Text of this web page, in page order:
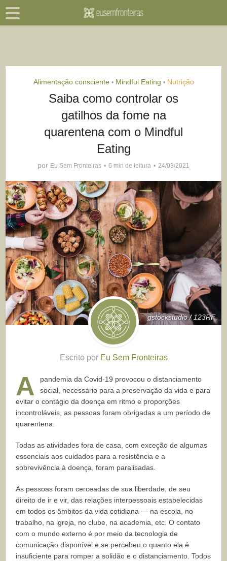
Alimentação consciente • Mindful Eating • Nutrição
Saiba como controlar os
gatilhos da fome na
quarentena com o Mindful
Eating
por Eu Sem Fronteiras 6 min de leitura 24/03/2021
gstockstudio / 123RF
Escrito por Eu Sem Fronteiras
A
pandemia da Covid-19 provocou o distanciamento
social, necessário para a preservação da vida e para
evitar o contágio da doença em ritmo e proporções
incontroláveis, as pessoas foram obrigadas a um período de
quarentena.
Todas as atividades fora de casa, com exceção de algumas
essenciais aos cuidados para a resistência e a
sobrevivência à doença, foram paralisadas.
As pessoas foram cerceadas de sua liberdade, de seu
direito de ir e vir, das relações interpessoais estabelecidas
em todos os âmbitos da vida cotidiana — na escola, no
trabalho, na igreja, no clube, na academia, etc. O contato
com o mundo externo é por meio da tecnologia de
comunicação disponível e se percebeu o quanto ela é
insuficiente para romper a solidão e o distanciamento. Todos